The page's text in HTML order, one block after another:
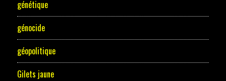
génétique
génocide
géopolitique
Gilets jaune